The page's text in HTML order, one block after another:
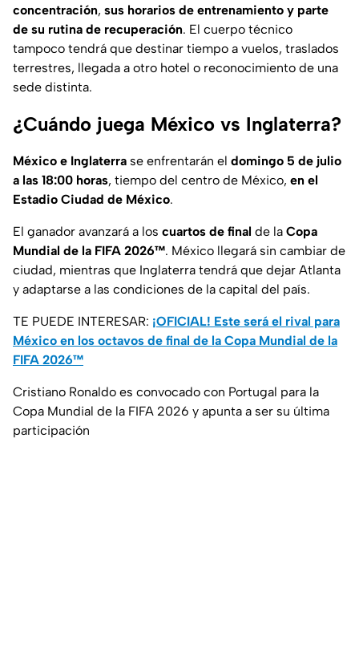
concentración, sus horarios de entrenamiento y parte
de su rutina de recuperación. El cuerpo técnico
tampoco tendrá que destinar tiempo a vuelos, traslados
terrestres, llegada a otro hotel o reconocimiento de una
sede distinta.
¿Cuándo juega México vs Inglaterra?
México e Inglaterra se enfrentarán el domingo 5 de julio
a las 18:00 horas, tiempo del centro de México, en el
Estadio Ciudad de México.
El ganador avanzará a los cuartos de final de la Copa
Mundial de la FIFA 2026™. México llegará sin cambiar de
ciudad, mientras que Inglaterra tendrá que dejar Atlanta
y adaptarse a las condiciones de la capital del país.
TE PUEDE INTERESAR: ¡OFICIAL! Este será el rival para
México en los octavos de final de la Copa Mundial de la
FIFA 2026™
Cristiano Ronaldo es convocado con Portugal para la
Copa Mundial de la FIFA 2026 y apunta a ser su última
participación